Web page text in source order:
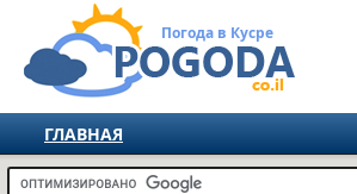
Погода в Кусре
ГЛАВНАЯ
ИЗРАИЛЬ